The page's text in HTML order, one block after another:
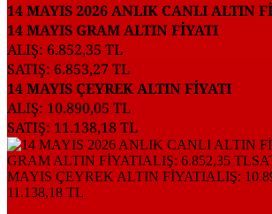
14 MAYIS 2026 ANLIK CANLI ALTIN
14 MAYIS GRAM ALTIN FİYATI
ALIŞ: 6.852,35 TL
SATIŞ: 6.853,27 TL
14 MAYIS ÇEYREK ALTIN FİYATI
ALIŞ: 10.890,05 TL
SATIŞ: 11.138,18 TL